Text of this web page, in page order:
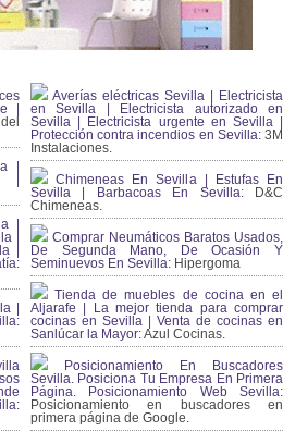
|
|
|
|
|
|
|
Averías eléctricas Sevilla | Electricista
en Sevilla | Electricista autorizado en
Sevilla | Electricista urgente en Sevilla |
Protección contra incendios en Sevilla:3M
Instalaciones.
Chimeneas En Sevilla | Estufas En
Sevilla | Barbacoas En Sevilla:D&C
Chimeneas.
Comprar Neumáticos Baratos Usados,
De Segunda Mano, De Ocasión Y
Seminuevos En Sevilla: Hipergoma
Tienda de muebles de cocina en el
Aljarafe | La mejor tienda para comprar
cocinas en Sevilla | Venta de cocinas en
Sanlúcar la Mayor:Azul Cocinas.
Posicionamiento En Buscadores
Sevilla. Posiciona Tu Empresa En Primera
Página. Posicionamiento Web Sevilla:
Posicionamiento en buscadores en
primera página de Google.